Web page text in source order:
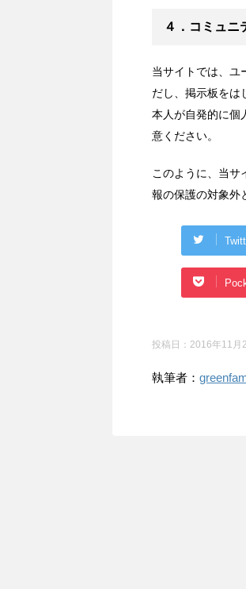
４．コミュニ
当サイトでは、ユ
だし、掲示板をは
本人が自発的に個
意ください。
このように、当サ
報の保護の対象外
投稿日： 2016年11月
執筆者：